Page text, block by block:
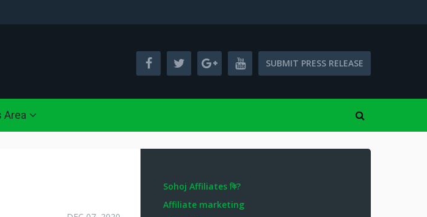
SUBMIT PRESS RELEASE
Area
Sohoj Affiliates কি?
Affiliate marketing